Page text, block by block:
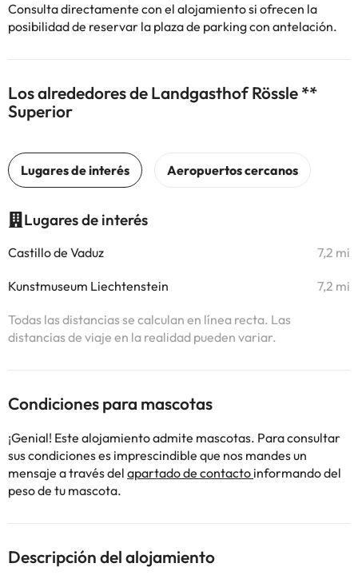
Consulta directamente con el alojamiento si ofrecen la
posibilidad de reservar la plaza de parking con antelación.
Los alrededores de Landgasthof Rössle **
Superior
Lugares de interés
Castillo de Vaduz 7,2 mi
Kunstmuseum Liechtenstein 7,2 mi
Todas las distancias se calculan en línea recta. Las
distancias de viaje en la realidad pueden variar.
Condiciones para mascotas
¡Genial! Este alojamiento admite mascotas. Para consultar
sus condiciones es imprescindible que nos mandes un
mensaje a través del apartado de contacto informando del
peso de tu mascota.
Descripción del alojamiento